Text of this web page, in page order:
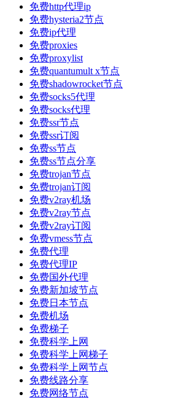
免费http代理ip
免费hysteria2节点
免费ip代理
免费proxies
免费proxylist
免费quantumult x节点
免费shadowrocket节点
免费socks5代理
免费socks代理
免费ssr节点
免费ssr订阅
免费ss节点
免费ss节点分享
免费trojan节点
免费trojan订阅
免费v2ray机场
免费v2ray节点
免费v2ray订阅
免费vmess节点
免费代理
免费代理IP
免费国外代理
免费新加坡节点
免费日本节点
免费机场
免费梯子
免费科学上网
免费科学上网梯子
免费科学上网节点
免费线路分享
免费网络节点